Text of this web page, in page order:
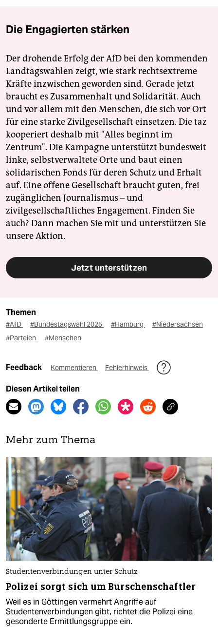
Die Engagierten stärken
Der drohende Erfolg der AfD bei den kommenden
Landtagswahlen zeigt, wie stark rechtsextreme
Kräfte inzwischen geworden sind. Gerade jetzt
braucht es Zusammenhalt und Solidarität. Auch
und vor allem mit den Menschen, die sich vor Ort
für eine starke Zivilgesellschaft einsetzen. Die taz
kooperiert deshalb mit "Alles beginnt im
Zentrum". Die Kampagne unterstützt bundesweit
linke, selbstverwaltete Orte und baut einen
solidarischen Fonds für deren Schutz und Erhalt
auf. Eine offene Gesellschaft braucht guten, frei
zugänglichen Journalismus – und
zivilgesellschaftliches Engagement. Finden Sie
auch? Dann machen Sie mit und unterstützen Sie
unsere Aktion.
Jetzt unterstützen
Themen
#AfD #Bundestagswahl 2025 #Hamburg
#Niedersachsen
#Parteien
#Menschen
Feedback Kommentieren Fehlerhinweis
Diesen Artikel teilen
Mehr zum Thema
Studentenverbindungen unter Schutz
Polizei sorgt sich um Burschenschaftler
Weil es in Göttingen vermehrt Angriffe auf
Studentenverbindungen gibt, richtet die Polizei eine
gesonderte Ermittlungsgruppe ein.